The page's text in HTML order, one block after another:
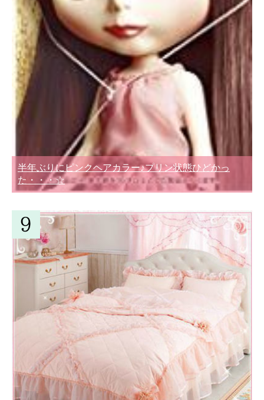
半年ぶりにピンクヘアカラー♪プリン状態ひどかっ
た・・・☆